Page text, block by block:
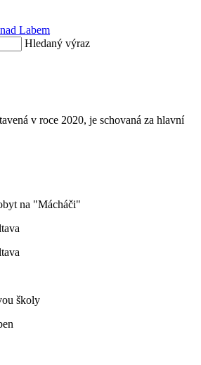
Labem
Hledaný výraz
v roce 2020, je schovaná za hlavní
na "Mácháči"
školy